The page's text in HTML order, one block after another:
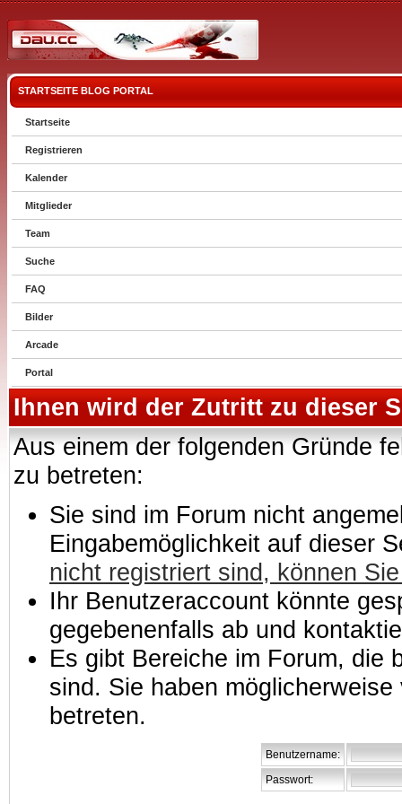
STARTSEITE BLOG PORTAL
Startseite
Registrieren
Kalender
Mitglieder
Team
Suche
FAQ
Bilder
Arcade
Portal
Ihnen wird der Zutritt zu dieser
Aus einem der folgenden Gründe
zu betreten:
Sie sind im Forum nicht
Eingabemöglichkeit auf dieser
nicht registriert sind, können
Ihr Benutzeraccount könnte
gegebenenfalls ab und
Es gibt Bereiche im Forum, die
sind. Sie haben
betreten.
Benutzername:
Passwort: